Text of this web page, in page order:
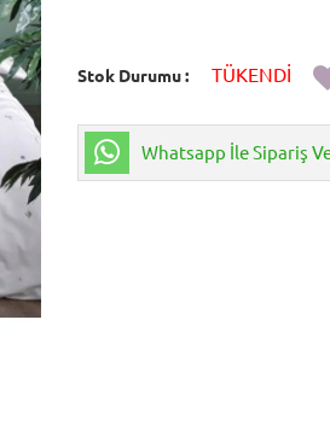
Stok Durumu TÜKENDİ
Whatsapp İle Sipariş